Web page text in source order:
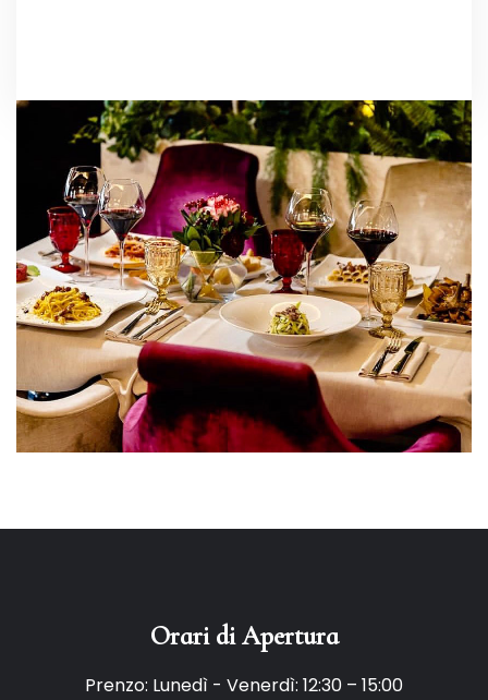
Orari di Apertura
Prenzo: Lunedì - Venerdì: 12:30 – 15:00